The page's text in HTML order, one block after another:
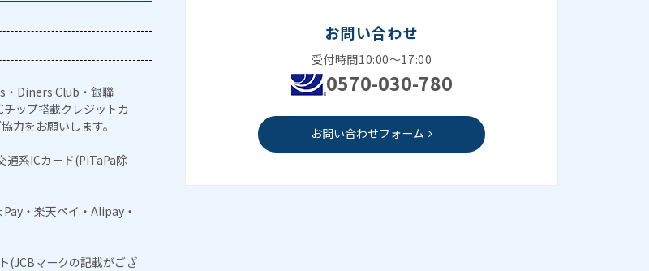
・Diners Club・銀聯
ップ搭載クレジットカ
力をお願いします。
通系ICカード(PiTaPa除
・楽天ペイ・Alipay・
(JCBマークの記載がござ
お問い合わせ
受付時間10:00～17:00
0570-030-780
お問い合わせフォーム